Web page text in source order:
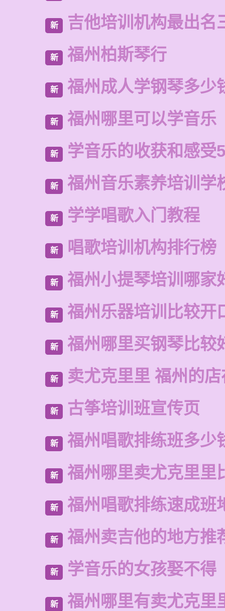
新 吉他培训机构最出名
新 福州柏斯琴行
新 福州成人学钢琴多少
新 福州哪里可以学音乐
新 学音乐的收获和感受
新 福州音乐素养培训学
新 学学唱歌入门教程
新 唱歌培训机构排行榜
新 福州小提琴培训哪家
新 福州乐器培训比较开
新 福州哪里买钢琴比较
新 卖尤克里里 福州的
新 古筝培训班宣传页
新 福州唱歌排练班多少
新 福州哪里卖尤克里里
新 福州唱歌排练速成班
新 福州卖吉他的地方推
新 学音乐的女孩娶不得
新 福州哪里有卖尤克里